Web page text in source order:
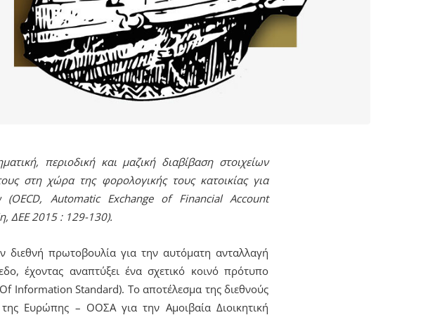
περιοδική και μαζική διαβίβαση στοιχείων
στη χώρα της φορολογικής τους κατοικίας για
(OECD, Automatic Exchange of Financial Account
ΔΕΕ 2015 : 129-130).
πρωτοβουλία για την αυτόματη ανταλλαγή
έχοντας αναπτύξει ένα σχετικό κοινό πρότυπο
Information Standard). Το αποτέλεσμα της διεθνούς
Ευρώπης – ΟΟΣΑ για την Αμοιβαία Διοικητική